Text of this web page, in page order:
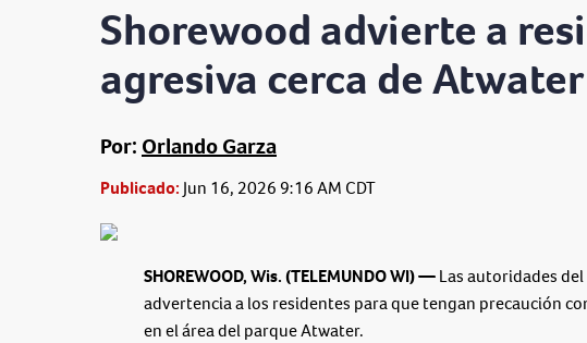
Shorewood advierte a
agresiva cerca de
Por: Orlando Garza
Publicado: Jun 16, 2026 9:16 AM CDT
SHOREWOOD, Wis. (TELEMUNDO WI) —Las autoridades
advertencia a los residentes para que tengan precaución
en el área del parque Atwater.